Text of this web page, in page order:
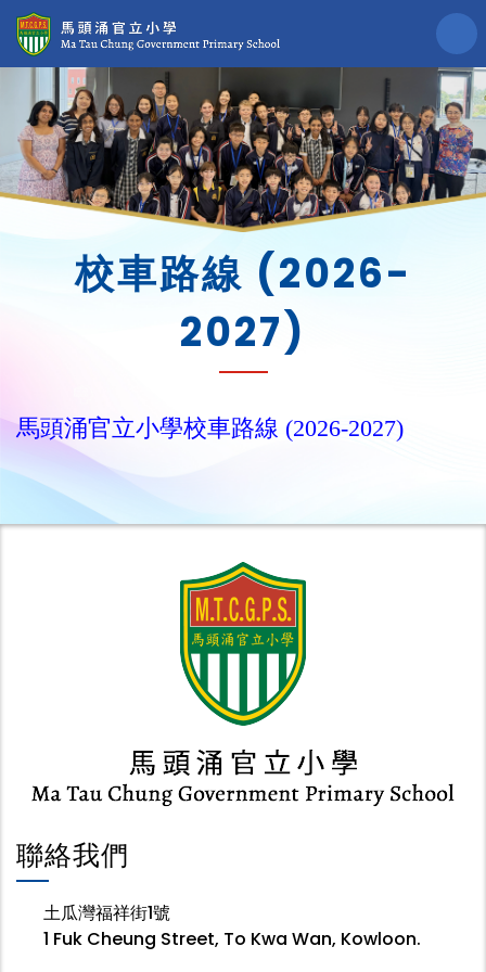
校車路線 (2026-
2027)
馬頭涌官立小學校車路線 (2026-2027)
聯絡我們
土瓜灣福祥街1號
1 Fuk Cheung Street, To Kwa Wan, Kowloon.